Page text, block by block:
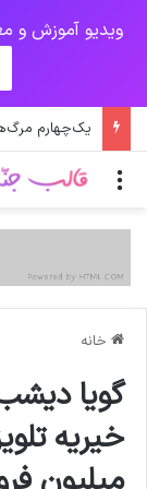
ویدیو آموزش و
منو
خانه
گویا